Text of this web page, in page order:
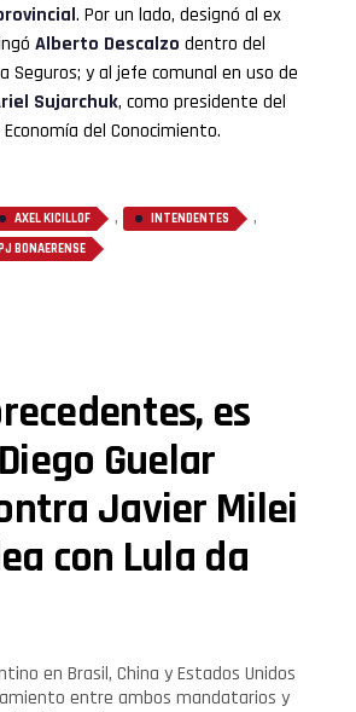
. Por un lado, designó al ex
Alberto Descalzo dentro del
Seguros; y al jefe comunal en uso de
Sujarchuk, como presidente del
del Conocimiento.
AXEL KICILLOF , INTENDENTES ,
BONAERENSE
es
Guelar
Javier Milei
con Lula da
en Brasil, China y Estados Unidos
entre ambos mandatarios y